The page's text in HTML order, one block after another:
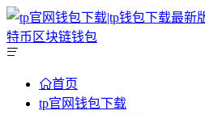
首页
tp官网钱包下载